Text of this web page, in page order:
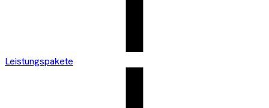
Leistungspakete